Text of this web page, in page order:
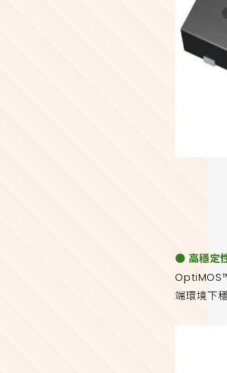
● 高穩定
端環境下